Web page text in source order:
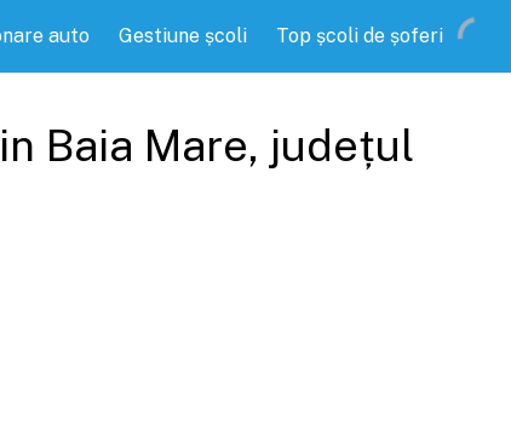
auto Gestiune școli Top școli de șoferi
Baia Mare, județul